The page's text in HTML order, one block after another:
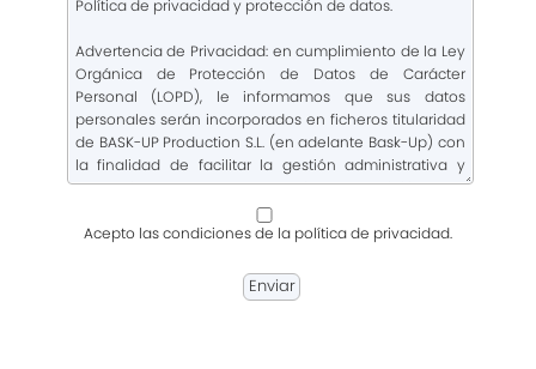
Acepto las condiciones de la política de privacidad.